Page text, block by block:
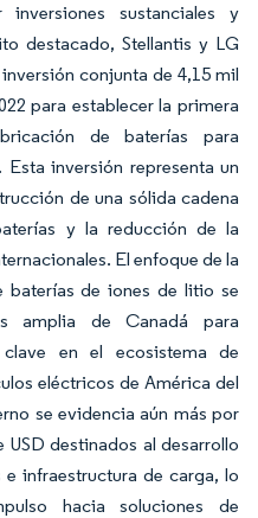
inversiones sustanciales y
destacado, Stellantis y LG
conjunta de 4,15 mil
para establecer la primera
de baterías para
inversión representa un
de una sólida cadena
y la reducción de la
El enfoque de la
baterías de iones de litio se
amplia de Canadá para
en el ecosistema de
eléctricos de América del
se evidencia aún más por
destinados al desarrollo
infraestructura de carga, lo
hacia soluciones de